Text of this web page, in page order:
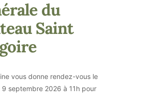
du
Saint
vous donne rendez-vous le
9 septembre 2026 à 11h pour